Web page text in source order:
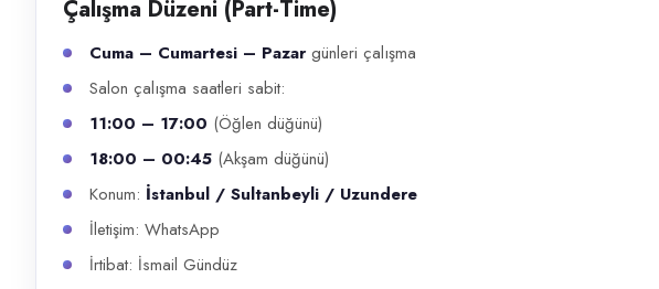
Çalışma Düzeni (Part-Time)
Cuma – Cumartesi – Pazargünleri çalışma
Salon çalışma saatleri sabit:
11:00 – 17:00 (Öğlen düğünü)
18:00 – 00:45 (Akşam düğünü)
Konum: İstanbul / Sultanbeyli / Uzundere
İletişim: WhatsApp
İrtibat: İsmail Gündüz